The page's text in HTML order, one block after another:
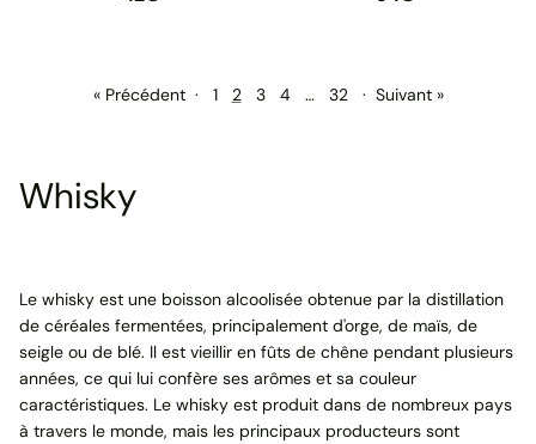
« Précédent · 1 2 3 4 … 32 · Suivant »
Whisky
Le whisky est une boisson alcoolisée obtenue par la distillation
de céréales fermentées, principalement d'orge, de maïs, de
seigle ou de blé. Il est vieillir en fûts de chêne pendant plusieurs
années, ce qui lui confère ses arômes et sa couleur
caractéristiques. Le whisky est produit dans de nombreux pays
à travers le monde, mais les principaux producteurs sont